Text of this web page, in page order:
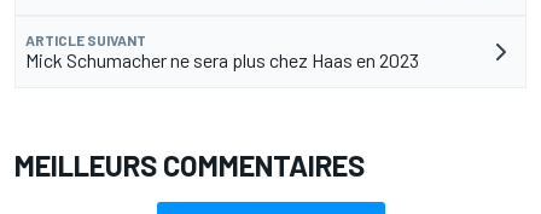
ARTICLE SUIVANT
Mick Schumacher ne sera plus chez Haas en 2023
MEILLEURS COMMENTAIRES